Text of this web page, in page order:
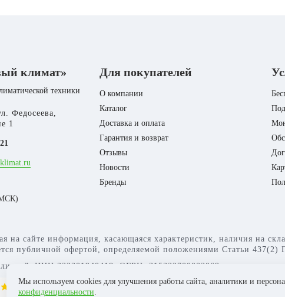
климат»
техники
Федосеева,
1
Для покупателей
О компании
Каталог
Доставка и оплата
Гарантия и возврат
Отзывы
Новости
Бренды
на сайте информация, касающаяся характеристик, наличия на
публичной офертой, определяемой положениями Статьи 437(2)
ИНН 332301940418, ОГРН: 315332700003069
Мы используем cookies для улучшения работы сайта, аналитики и
конфиденциальности